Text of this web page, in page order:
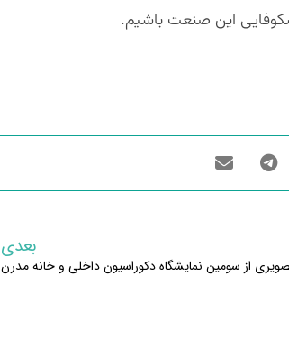
این صنعت باشیم.
بعدی
از سومین نمایشگاه دکوراسیون داخلی و خانه مدرن